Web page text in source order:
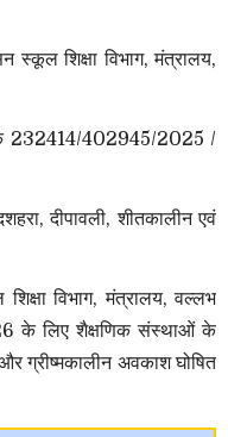
स्कूल शिक्षा विभाग, मंत्रालय,
232414/402945/2025 /
दीपावली, शीतकालीन एवं
विभाग, मंत्रालय, वल्लभ
के लिए शैक्षणिक संस्थाओं के
ग्रीष्मकालीन अवकाश घोषित